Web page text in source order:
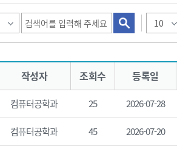
작성자 조회수 등록일
컴퓨터공학과 25 2026-07-28
컴퓨터공학과 45 2026-07-20